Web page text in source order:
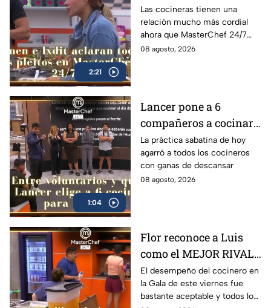
2:21
MasterChef 24/7 y
culpa a Michelle! 'Me
calentó la cabeza'
(VIDEO)
Las cocineras tienen una
relación mucho más cordial
ahora que MasterChef 24/7
está en su recta final
08 agosto, 2026
1:04
Lancer pone a 6
compañeros a cocinar
para TODOS y Luis se
queja: '¿Premio o
castigo?' (VIDEO)
La práctica sabatina de hoy
agarró a todos los cocineros
con ganas de descansar
08 agosto, 2026
Flor reconoce a Luis
como el MEJOR RIVAL
de MasterChef 24/7: 'Te
vas a quedar' (VIDEO)
El desempeño del cocinero en
la Gala de este viernes fue
bastante aceptable y todos lo